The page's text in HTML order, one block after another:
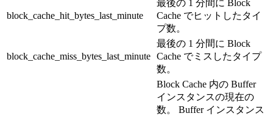
block_cache_hit_bytes_last_minute
最後の 1 分間に Block
Cache でヒットしたタイ
プ数。
block_cache_miss_bytes_last_minute
最後の 1 分間に Block
Cache でミスしたタイプ
数。
Block Cache 内の Buffer
インスタンスの現在の
数。 Buffer インスタンス